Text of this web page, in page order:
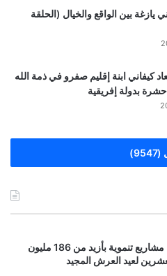
يازغة بين الواقع والخيال (الحلقة
كيفاني ابنة إقليم صفرو في ذمة الله
بدولة إفريقية
عامل إقليم صفرو يطلق ويدشن مشاريع تنموية بأزيد من 186 مليون
لعيد العرش المجيد